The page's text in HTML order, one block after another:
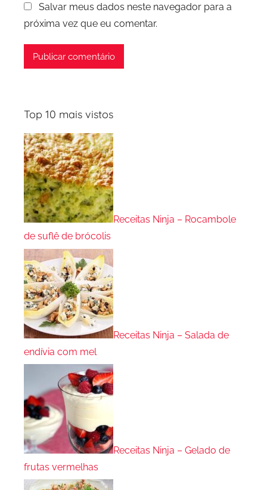
Salvar meus dados neste navegador para a
próxima vez que eu comentar.
Top 10 mais vistos
Receitas Ninja – Rocambole
de suflê de brócolis
Receitas Ninja – Salada de
endívia com mel
Receitas Ninja – Gelado de
frutas vermelhas